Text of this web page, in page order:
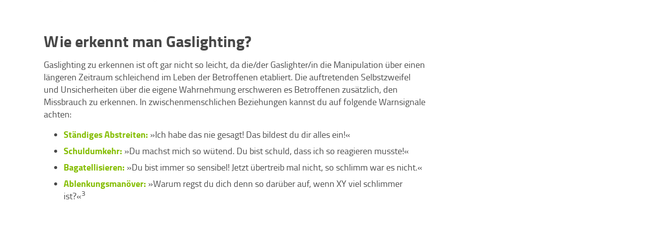
Wie erkennt man Gaslighting?
Gaslighting zu erkennen ist oft gar nicht so leicht, da die/der Gaslighter/in die Manipulation über einen
längeren Zeitraum schleichend im Leben der Betroffenen etabliert. Die auftretenden Selbstzweifel
und Unsicherheiten über die eigene Wahrnehmung erschweren es Betroffenen zusätzlich, den
Missbrauch zu erkennen. In zwischenmenschlichen Beziehungen kannst du auf folgende Warnsignale
achten:
Ständiges Abstreiten: »Ich habe das nie gesagt! Das bildest du dir alles ein!«
Schuldumkehr: »Du machst mich so wütend. Du bist schuld, dass ich so reagieren musste!«
Bagatellisieren: »Du bist immer so sensibel! Jetzt übertreib mal nicht, so schlimm war es nicht.«
Ablenkungsmanöver: »Warum regst du dich denn so darüber auf, wenn XY viel schlimmer
ist?«3